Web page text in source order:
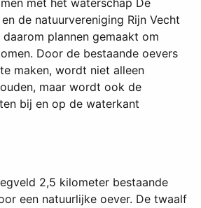
met het waterschap De
de natuurvereniging Rijn Vecht
daarom plannen gemaakt om
Door de bestaande oevers
maken, wordt niet alleen
maar wordt ook de
bij en op de waterkant
2,5 kilometer bestaande
een natuurlijke oever. De twaalf